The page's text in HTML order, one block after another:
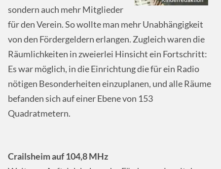
sondern auch mehr Mitglieder
für den Verein. So wollte man mehr Unabhängigkeit
von den Fördergeldern erlangen. Zugleich waren die
Räumlichkeiten in zweierlei Hinsicht ein Fortschritt:
Es war möglich, in die Einrichtung die für ein Radio
nötigen Besonderheiten einzuplanen, und alle Räume
befanden sich auf einer Ebene von 153
Quadratmetern.
Crailsheim auf 104,8 MHz